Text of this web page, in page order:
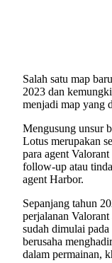
Salah satu map
2023 dan
menjadi map yang
Mengusung unsur
Lotus merupakan
para agent
follow-up atau
agent Harbor.
Sepanjang tahun
perjalanan Valorant
sudah dimulai
berusaha
dalam permainan,